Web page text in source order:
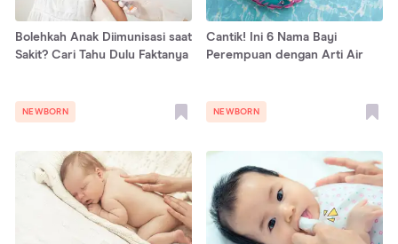
Bolehkah Anak Diimunisasi saat
Sakit? Cari Tahu Dulu Faktanya
NEWBORN
Cantik! Ini 6 Nama Bayi
Perempuan dengan Arti Air
NEWBORN